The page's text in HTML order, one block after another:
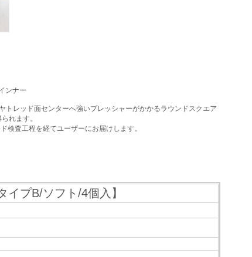
ンナー
レッド面センターへ強いプレッシャーがかかるラウンドスクエア
れます。
検査工程を経てユーザーにお届けします。
プB/ソフト/4個入】